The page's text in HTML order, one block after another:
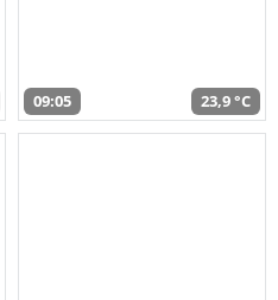
09:05 23,9 °C